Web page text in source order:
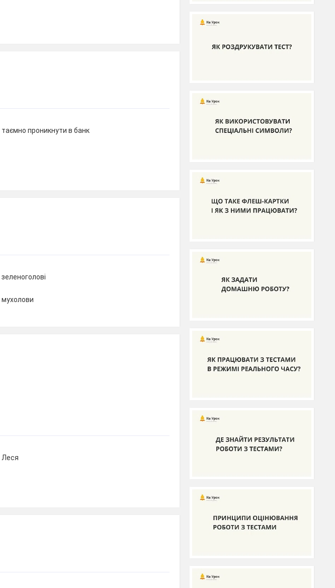
таємно проникнути в банк
зеленоголові
мухолови
Леся